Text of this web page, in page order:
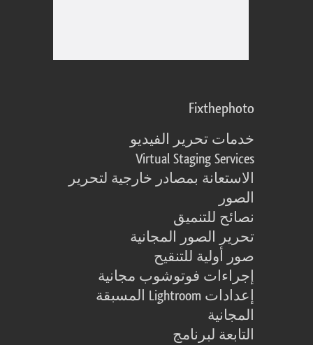
Fixthephoto
خدمات تحرير الفيديو
Virtual Staging Services
الاستعانة بمصادر خارجية لتحرير
الصور
نصائح للتنميق
تحرير الصور المجانية
صور أولية للتنقيح
إجراءات فوتوشوب مجانية
إعدادات Lightroom المسبقة
المجانية
التابعة لبرنامج